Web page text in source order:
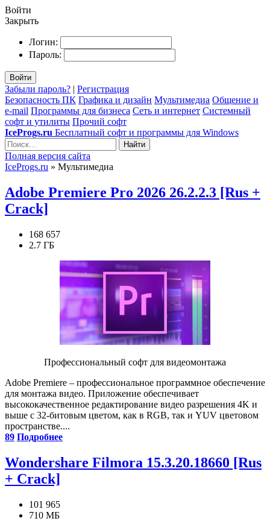
Войти
Закрыть
Логин:
Пароль:
Войти
Забыли пароль? | Регистрация
Безопасность ПК Графика и дизайн Мультимедиа Общение и
e-mail Программы для бизнеса Сеть и интернет Системный
софт и утилиты Прочий софт
IceProgs.ru Бесплатный софт и программы для Windows
Найти
Полная версия сайта
IceProgs.ru » Мультимедиа
Adobe Premiere Pro 2026 26.2.2.3 [Rus +
Crack]
168 657
2.7 ГБ
Профессиональный софт для видеомонтажа
Adobe Premiere – профессиональное программное обеспечение
для монтажа видео. Приложение обеспечивает
высококачественное редактирование видео разрешения 4K и
выше с 32-битовым цветом, как в RGB, так и YUV цветовом
пространстве....
89 Подробнее
Wondershare Filmora 15.3.20.18660 [Rus
+ Crack]
101 965
710 МБ